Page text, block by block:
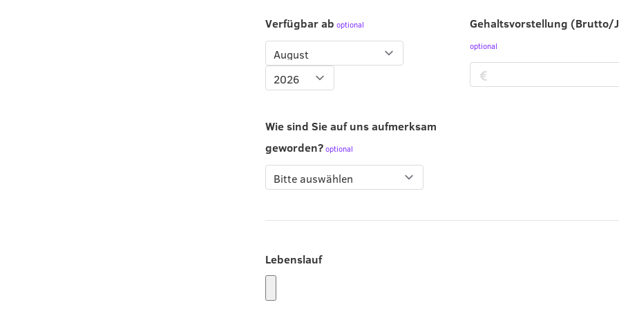
Verfügbar ab Gehaltsvorstellung (Brutto/
Wie sind Sie auf uns aufmerksam
geworden?
Lebenslauf